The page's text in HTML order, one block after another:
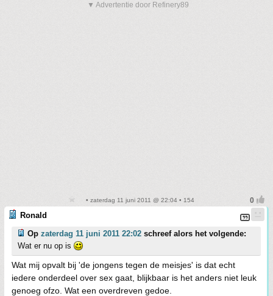
▼ Advertentie door Refinery89
• zaterdag 11 juni 2011 @ 22:04 • 154
Ronald
Op zaterdag 11 juni 2011 22:02 schreef alors het volgende:
Wat er nu op is
Wat mij opvalt bij 'de jongens tegen de meisjes' is dat echt
iedere onderdeel over sex gaat, blijkbaar is het anders niet leuk
genoeg ofzo. Wat een overdreven gedoe.